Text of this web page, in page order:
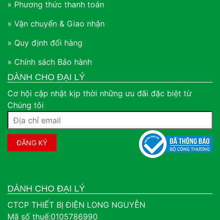
» Phương thức thanh toán
» Vận chuyển & Giao nhận
» Quy định đổi hàng
» Chính sách Bảo hành
DÀNH CHO ĐẠI LÝ
Cơ hội cập nhật kịp thời những ưu đãi đặc biệt từ
Chúng tôi
DÀNH CHO ĐẠI LÝ
CTCP THIẾT BỊ ĐIỆN LONG NGUYỄN
Mã số thuế:0105786990